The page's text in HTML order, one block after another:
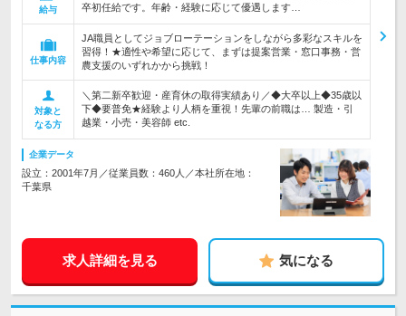
給与
卒初任給です。年齢・経験に応じて優遇します…
仕事内容
JA職員としてジョブローテーションをしながら多彩なスキルを
習得！★適性や希望に応じて、まずは提案営業・窓口事務・営
農支援のいずれかから挑戦！
対象と
なる方
＼第二新卒歓迎・産育休の取得実績あり／◆大卒以上◆35歳以
下◆要普免★経験より人柄を重視！先輩の前職は… 製造・引
越業・小売・美容師 etc.
企業データ
設立：2001年7月／従業員数：460人／本社所在地：
千葉県
求人詳細を見る 気になる